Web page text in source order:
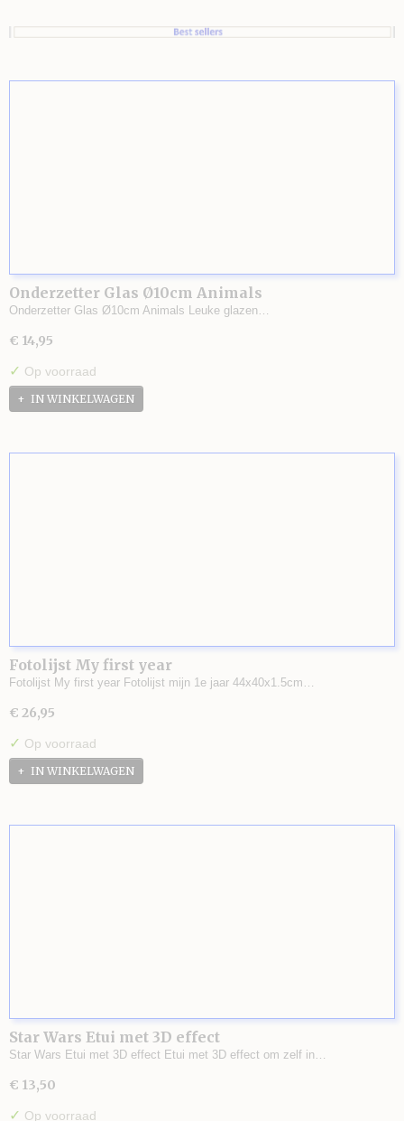
Onderzetter Glas Ø10cm Animals
Onderzetter Glas Ø10cm Animals Leuke glazen…
€ 14,95
✓ Op voorraad
IN WINKELWAGEN
Fotolijst My first year
Fotolijst My first year Fotolijst mijn 1e jaar 44x40x1.5cm…
€ 26,95
✓ Op voorraad
IN WINKELWAGEN
Star Wars Etui met 3D effect
Star Wars Etui met 3D effect Etui met 3D effect om zelf in…
€ 13,50
✓ Op voorraad